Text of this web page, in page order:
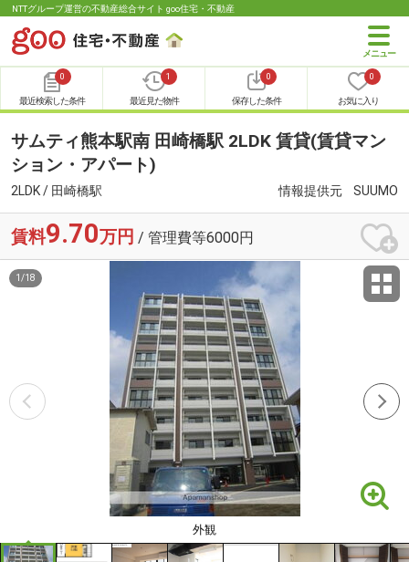
NTTグループ運営の不動産総合サイト goo住宅・不動産
0
最近検索した条件
1
最近見た物件
0
保存した条件
0
お気に入り
サムティ熊本駅南 田崎橋駅 2LDK 賃貸(賃貸マン
ション・アパート)
2LDK / 田崎橋駅 情報提供元 SUUMO
賃料9.70万円 / 管理費等6000円
外観
1 /18